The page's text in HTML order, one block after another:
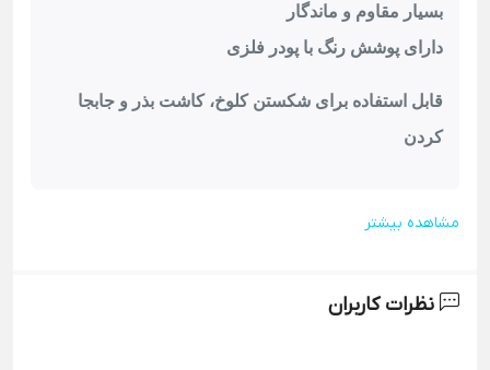
بسیار مقاوم و ماندگار
دارای پوشش رنگ با پودر فلزی
قابل استفاده برای شکستن کلوخ، کاشت بذر و جابجا
کردن
مشاهده بیشتر
نظرات کاربران